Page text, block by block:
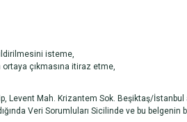
isteme,
çıkmasına itiraz etme,
Levent Mah. Krizantem Sok. Beşiktaş/
Veri Sorumluları Sicilinde ve bu